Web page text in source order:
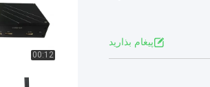
پيغام بذاريد
00:12